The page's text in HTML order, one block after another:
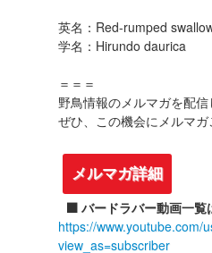
英名：Red-rumped
学名：Hirundo daurica
＝＝＝
野鳥情報のメルマガを配信
ぜひ、この機会にメルマガ
メルマガ詳細
⬛️ バードラバー動画一覧
https://www.youtube.com/
view_as=subscriber